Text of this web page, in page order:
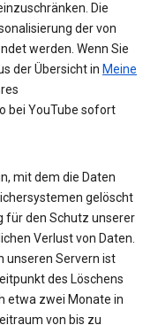
Die
der von
werden. Wenn Sie
der Übersicht in Meine
bei YouTube sofort
mit dem die Daten
gelöscht
für den Schutz unserer
Verlust von Daten.
unseren Servern ist
des Löschens
etwa zwei Monate in
von bis zu